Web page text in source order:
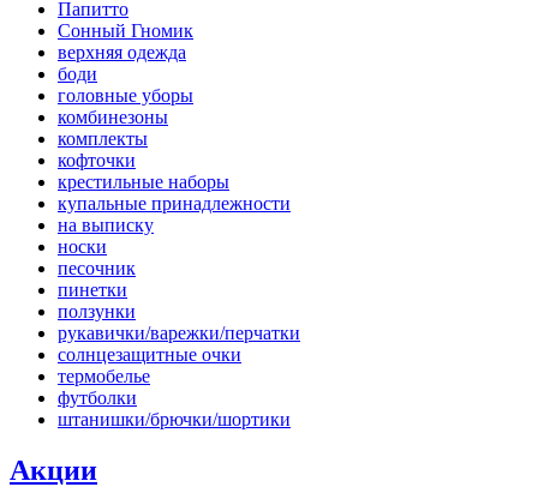
Папитто
Сонный Гномик
верхняя одежда
боди
головные уборы
комбинезоны
комплекты
кофточки
крестильные наборы
купальные принадлежности
на выписку
носки
песочник
пинетки
ползунки
рукавички/варежки/перчатки
солнцезащитные очки
термобелье
футболки
штанишки/брючки/шортики
Акции